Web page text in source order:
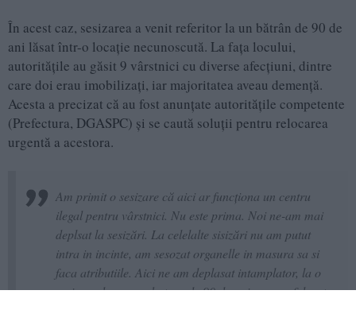
În acest caz, sesizarea a venit referitor la un bătrân de 90 de
ani lăsat într-o locație necunoscută. La fața locului,
autoritățile au găsit 9 vârstnici cu diverse afecțiuni, dintre
care doi erau imobilizați, iar majoritatea aveau demență.
Acesta a precizat că au fost anunțate autoritățile competente
(Prefectura, DGASPC) și se caută soluții pentru relocarea
urgentă a acestora.
Am primit o sesizare că aici ar funcționa un centru
ilegal pentru vârstnici. Nu este prima. Noi ne-am mai
deplsat la sesizări. La celelalte sisizări nu am putut
intra in incinte, am sesozat organelle in masura sa si
faca atributiile. Aici ne am deplasat intamplator, la o
sesizare despre un batran de 90 de ani care ar fi lasat